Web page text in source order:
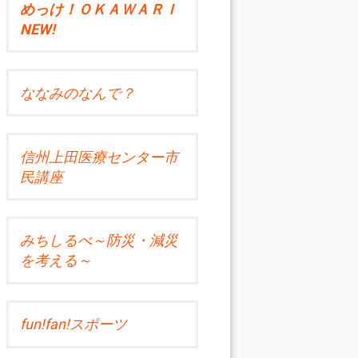
めっけ！ＯＫＡＷＡＲＩ
NEW!
ななみのなんで？
信州上田医療センター市
民講座
みちしるべ～防災・減災
を考える～
fun!fan!スポーツ